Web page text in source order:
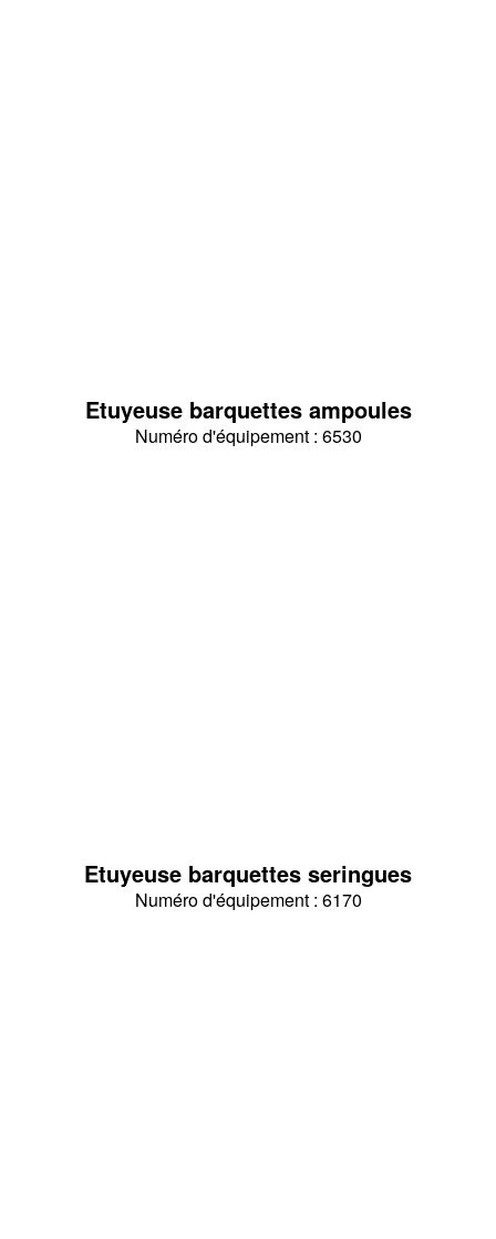
Etuyeuse barquettes ampoules
Numéro d'équipement : 6530
Etuyeuse barquettes seringues
Numéro d'équipement : 6170